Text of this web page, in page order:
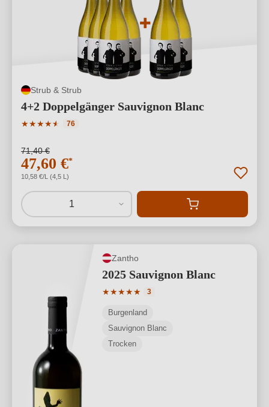
Strub & Strub
4+2 Doppelgänger Sauvignon Blanc
★★★★★
★
Durchschnittliche Bewertung von 4.93 von 5 Sternen
76
71,40 €
47,60 €*
10,58 €/L (4,5 L)
1
Zantho
2025 Sauvignon Blanc
★★★★★
Durchschnittliche Bewertung von 5
3
Burgenland
Sauvignon Blanc
Trocken